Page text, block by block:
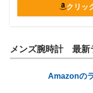
クリッ
メンズ腕時計 最新
Amazonの